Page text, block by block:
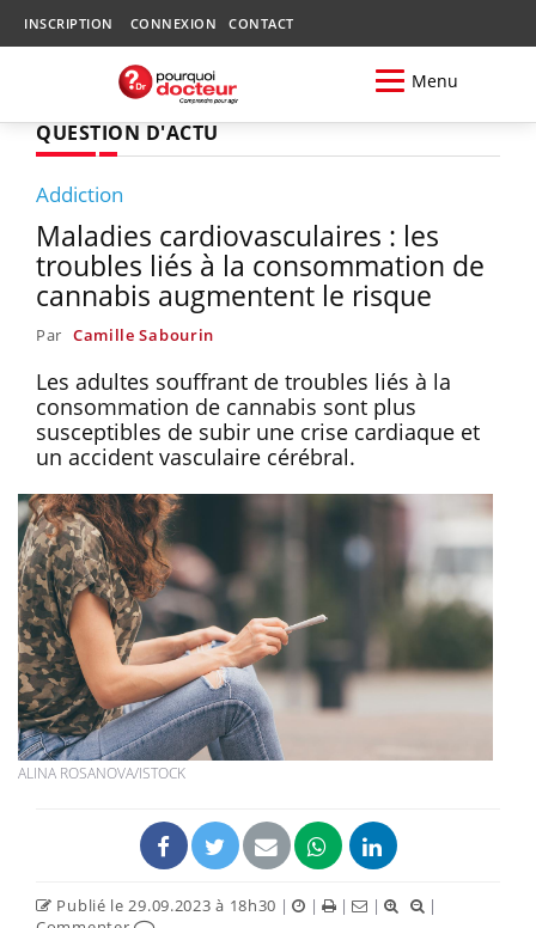
INSCRIPTION CONNEXION CONTACT
Menu
QUESTION D'ACTU
Addiction
Maladies cardiovasculaires : les
troubles liés à la consommation de
cannabis augmentent le risque
Par Camille Sabourin
Les adultes souffrant de troubles liés à la
consommation de cannabis sont plus
susceptibles de subir une crise cardiaque et
un accident vasculaire cérébral.
ALINA ROSANOVA/ISTOCK
Publié le 29.09.2023 à 18h30 | | | |
|